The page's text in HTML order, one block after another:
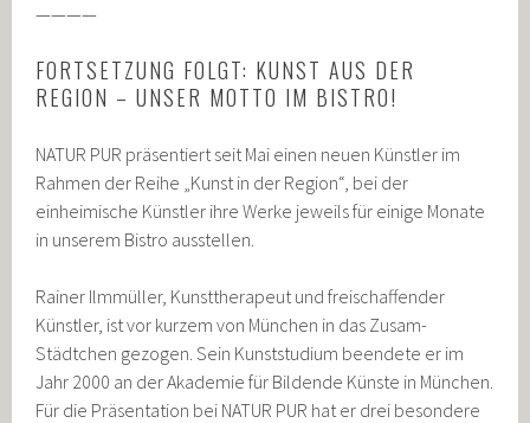
————
FORTSETZUNG FOLGT: KUNST AUS DER
REGION – UNSER MOTTO IM BISTRO!
NATUR PUR präsentiert seit Mai einen neuen Künstler im
Rahmen der Reihe „Kunst in der Region“, bei der
einheimische Künstler ihre Werke jeweils für einige Monate
in unserem Bistro ausstellen.
Rainer Ilmmüller, Kunsttherapeut und freischaffender
Künstler, ist vor kurzem von München in das Zusam-
Städtchen gezogen. Sein Kunststudium beendete er im
Jahr 2000 an der Akademie für Bildende Künste in München.
Für die Präsentation bei NATUR PUR hat er drei besondere